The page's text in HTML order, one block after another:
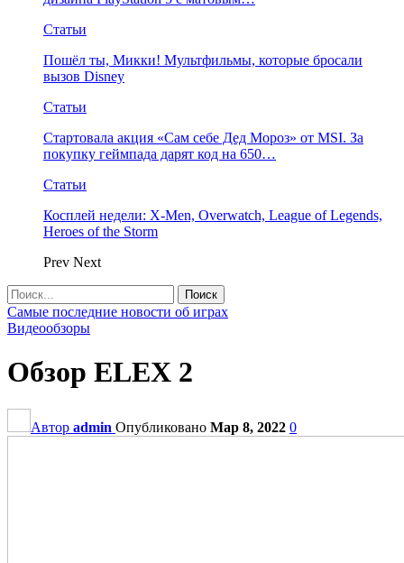
Статьи
Пошёл ты, Микки! Мультфильмы, которые бросали
вызов Disney
Статьи
Стартовала акция «Сам себе Дед Мороз» от MSI. За
покупку геймпада дарят код на 650…
Статьи
Косплей недели: X-Men, Overwatch, League of Legends,
Heroes of the Storm
Prev Next
Самые последние новости об играх
Видеообзоры
Обзор ELEX 2
Автор admin Опубликовано Мар 8, 2022 0